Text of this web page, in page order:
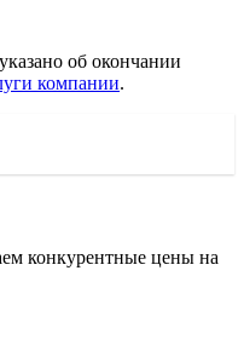
об окончании
компании.
конкурентные цены на